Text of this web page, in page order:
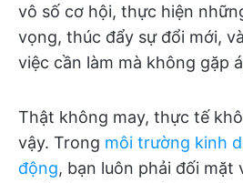
vô số cơ hội, thực hiện
vọng, thúc đẩy sự đổi mới,
việc cần làm mà không gặp
Thật không may, thực tế
vậy. Trong môi trường kinh
động, bạn luôn phải đối mặt